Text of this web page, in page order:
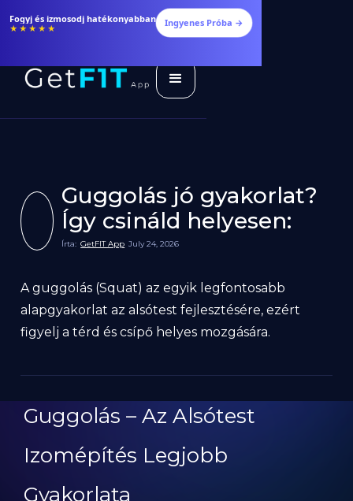
14 nap ingyenes - csatlakozz!
★★★★★ Ingyenes Próba →
Guggolás jó gyakorlat?
Így csináld helyesen:
Írta: GetFIT App July 24, 2026
A guggolás (Squat) az egyik legfontosabb
alapgyakorlat az alsótest fejlesztésére, ezért
figyelj a térd és csípő helyes mozgására.
Guggolás – Az Alsótest
Izomépítés Legjobb
Gyakorlata